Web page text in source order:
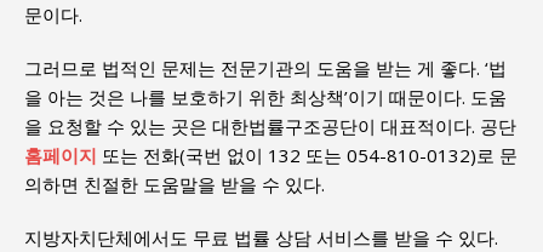
문이다.
그러므로 법적인 문제는 전문기관의 도움을 받는 게 좋다. ‘법
을 아는 것은 나를 보호하기 위한 최상책’이기 때문이다. 도움
을 요청할 수 있는 곳은 대한법률구조공단이 대표적이다. 공단
홈페이지 또는 전화(국번 없이 132 또는 054-810-0132)로 문
의하면 친절한 도움말을 받을 수 있다.
지방자치단체에서도 무료 법률 상담 서비스를 받을 수 있다.